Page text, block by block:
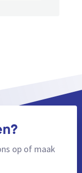
op of maak